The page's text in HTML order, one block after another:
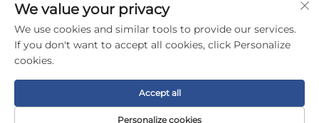
+86-18961288218
[email protected]
ລິขະສິດ © 2025 າງຊູ Xinder-Tech Electronics Co., Ltd.
ຄວາມເປັນສ່ວນຕົວ
We value your privacy
We use cookies and similar tools to provide our services.
If you don't want to accept all cookies, click Personalize
cookies.
Personalize cookies
Accept all